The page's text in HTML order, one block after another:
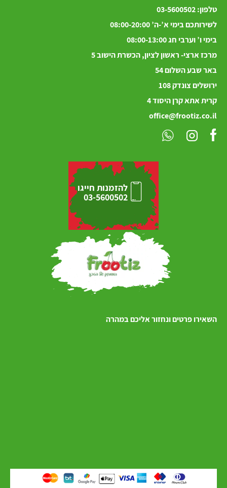
טלפון:03-5600502
לשירותכם בימי א’-ה’ 08:00-20:00
בימי ו’ וערבי חג 08:00-13:00
מרכז ארצי- ראשון לציון, הכשרת הישוב 5
באר שבע השלום 54
ירושליםצונדק
קרית אתא קרן היסוד 4
office@frootiz.co.il
להזמנות חייגו
03-5600502
השאירו פרטים ונחזור אליכם במהרה